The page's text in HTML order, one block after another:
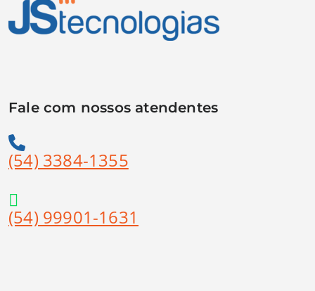
Fale com nossos atendentes
(54) 3384-1355
(54) 99901-1631